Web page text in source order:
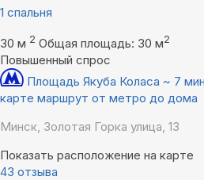
1 спальня
30 м 2 Общая площадь: 30 м2
Повышенный спрос
Площадь Якуба Коласа ~ 7
карте маршрут от метро до дома
Минск, Золотая Горка улица, 13
Показать расположение на карте
43 отзыва